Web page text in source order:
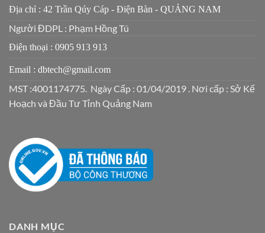
Địa chỉ : 42 Trần Qúy Cáp - Điện Bàn - QUẢNG NAM
Người ĐDPL : Phạm Hồng Tú
Điện thoại : 0905 913 913
Email : dbtech@gmail.com
MST :4001174775. Ngày Cấp : 01/04/2019 . Nơi cấp : Sở Kế
Hoạch và Đầu Tư Tỉnh Quảng Nam
DANH MỤC